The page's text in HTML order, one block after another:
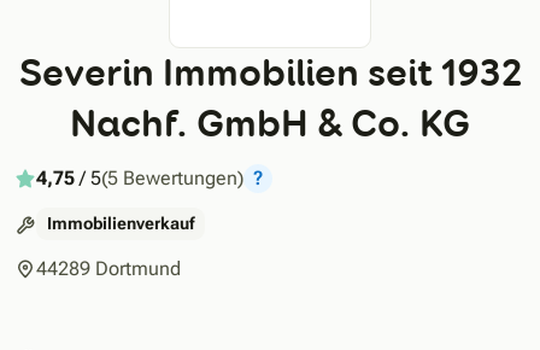
Severin Immobilien seit 1932
Nachf. GmbH & Co. KG
4,75/ 5(5 Bewertungen) ?
Immobilienverkauf
44289 Dortmund